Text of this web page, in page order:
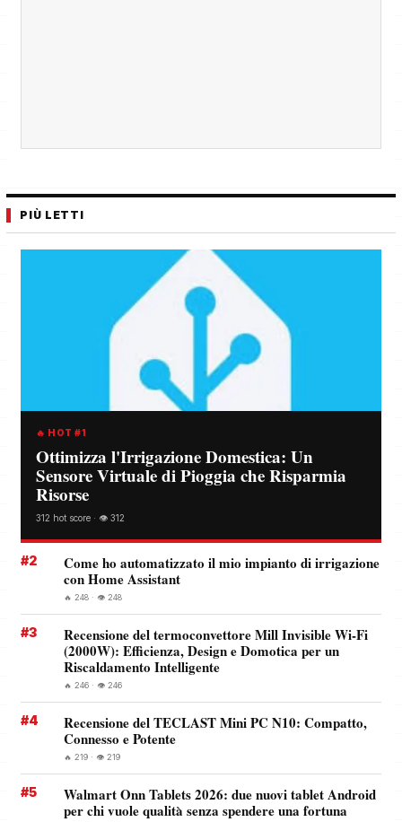
PIÙ LETTI
🔥 HOT #1
Ottimizza l'Irrigazione Domestica: Un
Sensore Virtuale di Pioggia che Risparmia
Risorse
312 hot score · 👁️ 312
#2
Come ho automatizzato il mio impianto di irrigazione
con Home Assistant
🔥 248 · 👁️ 248
#3
Recensione del termoconvettore Mill Invisible Wi-Fi
(2000W): Efficienza, Design e Domotica per un
Riscaldamento Intelligente
🔥 246 · 👁️ 246
#4
Recensione del TECLAST Mini PC N10: Compatto,
Connesso e Potente
🔥 219 · 👁️ 219
#5
Walmart Onn Tablets 2026: due nuovi tablet Android
per chi vuole qualità senza spendere una fortuna